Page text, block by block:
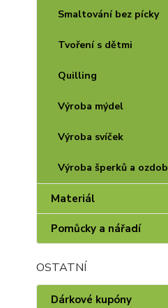
Smaltování bez pícky
Tvoření s dětmi
Quilling
Výroba mýdel
Výroba svíček
Výroba šperků a ozdob
Materiál
Pomůcky a nářadí
OSTATNÍ
Dárkové kupóny